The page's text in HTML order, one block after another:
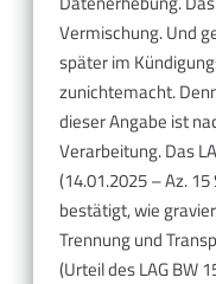
Vermischung. Und
später im
zunichtemacht.
dieser Angabe ist
Verarbeitung. Das
(14.01.2025 – Az.
bestätigt, wie
Trennung und
(Urteil des LAG BW